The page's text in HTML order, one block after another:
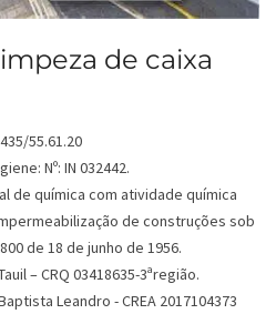
de caixa
55.61.20
Nº: IN 032442.
de química com atividade química
de construções sob
de 18 de junho de 1956.
– CRQ 03418635-3ªregião.
Leandro - CREA 2017104373